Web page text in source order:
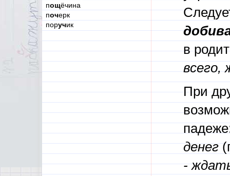
пощёчина
почерк
поручик
в
всего,
При
денег
-